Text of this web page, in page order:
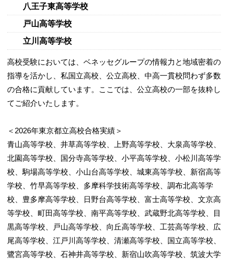
八王子東高等学校
戸山高等学校
立川高等学校
高校受験においては、ベネッセグループの情報力と地域密着の
指導を活かし、私国立高校、公立高校、中高一貫校問わず多数
の合格に貢献しています。ここでは、公立高校の一部を抜粋し
てご紹介いたします。
＜2026年東京都立高校合格実績＞
青山高等学校、井草高等学校、上野高等学校、大泉高等学校、
北園高等学校、国分寺高等学校、小平高等学校、小松川高等学
校、駒場高等学校、小山台高等学校、城東高等学校、新宿高等
学校、竹早高等学校、多摩科学技術高等学校、調布北高等学
校、豊多摩高等学校、日野台高等学校、富士高等学校、文京高
等学校、町田高等学校、南平高等学校、武蔵野北高等学校、目
黒高等学校、戸山高等学校、向丘高等学校、工芸高等学校、広
尾高等学校、江戸川高等学校、清瀬高等学校、国立高等学校、
鷺宮高等学校、石神井高等学校、新宿山吹高等学校、筑波大学